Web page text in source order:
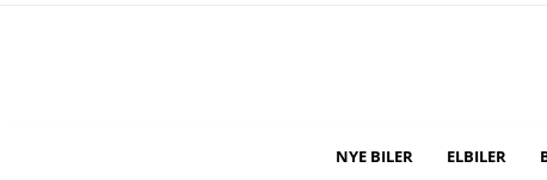
NYE BILER ELBILER